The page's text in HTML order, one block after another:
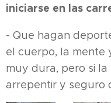
iniciarse en las
- Que hagan
el cuerpo, la mente
muy dura, pero si
arrepentir y seguro